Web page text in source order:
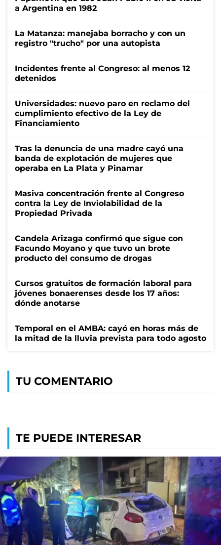
a Argentina en 1982
La Matanza: manejaba borracho y con un
registro "trucho" por una autopista
Incidentes frente al Congreso: al menos 12
detenidos
Universidades: nuevo paro en reclamo del
cumplimiento efectivo de la Ley de
Financiamiento
Tras la denuncia de una madre cayó una
banda de explotación de mujeres que
operaba en La Plata y Pinamar
Masiva concentración frente al Congreso
contra la Ley de Inviolabilidad de la
Propiedad Privada
Candela Arizaga confirmó que sigue con
Facundo Moyano y que tuvo un brote
producto del consumo de drogas
Cursos gratuitos de formación laboral para
jóvenes bonaerenses desde los 17 años:
dónde anotarse
Temporal en el AMBA: cayó en horas más de
la mitad de la lluvia prevista para todo agosto
TU COMENTARIO
TE PUEDE INTERESAR